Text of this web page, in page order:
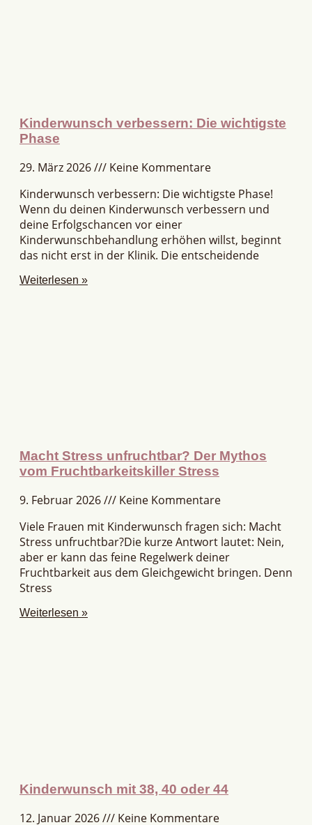
Kinderwunsch verbessern: Die wichtigste
Phase
29. März 2026
Keine Kommentare
Kinderwunsch verbessern: Die wichtigste Phase!
Wenn du deinen Kinderwunsch verbessern und
deine Erfolgschancen vor einer
Kinderwunschbehandlung erhöhen willst, beginnt
das nicht erst in der Klinik. Die entscheidende
Weiterlesen »
Macht Stress unfruchtbar? Der Mythos
vom Fruchtbarkeitskiller Stress
9. Februar 2026
Keine Kommentare
Viele Frauen mit Kinderwunsch fragen sich: Macht
Stress unfruchtbar?Die kurze Antwort lautet: Nein,
aber er kann das feine Regelwerk deiner
Fruchtbarkeit aus dem Gleichgewicht bringen. Denn
Stress
Weiterlesen »
Kinderwunsch mit 38, 40 oder 44
12. Januar 2026 Keine Kommentare